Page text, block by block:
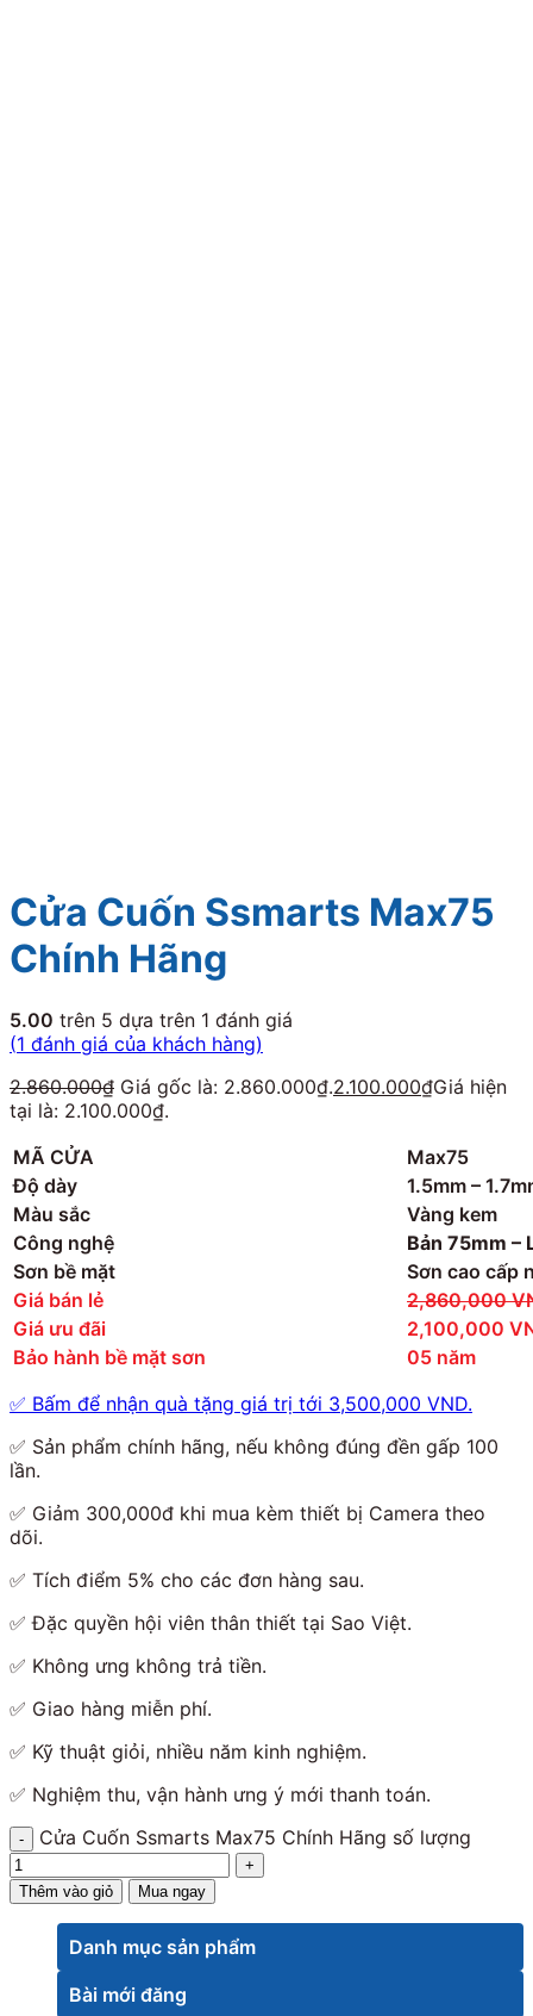
Cửa Cuốn Ssmarts Max75
Chính Hãng
5.00 trên 5 dựa trên 1 đánh giá
(1 đánh giá của khách hàng)
2.860.000₫ Giá gốc là: 2.860.000₫.2.100.000₫Giá hiện
tại là: 2.100.000₫.
MÃ CỬA
Max75
Độ dày
1.5mm –
Màu sắc
Vàng kem
Công nghệ
Bản 75mm –
Sơn bề mặt
Sơn cao cấp
Giá bán lẻ
2,860,000
Giá ưu đãi
2,100,000
Bảo hành bề mặt sơn
05 năm
✅ Bấm để nhận quà tặng giá trị tới 3,500,000 VND.
✅ Sản phẩm chính hãng, nếu không đúng đền gấp 100
lần.
✅ Giảm 300,000đ khi mua kèm thiết bị Camera theo
dõi.
✅ Tích điểm 5% cho các đơn hàng sau.
✅ Đặc quyền hội viên thân thiết tại Sao Việt.
✅ Không ưng không trả tiền.
✅ Giao hàng miễn phí.
✅ Kỹ thuật giỏi, nhiều năm kinh nghiệm.
✅ Nghiệm thu, vận hành ưng ý mới thanh toán.
Cửa Cuốn Ssmarts Max75 Chính Hãng số lượng
Thêm vào giỏ Mua ngay
Danh mục sản phẩm
Bài mới đăng